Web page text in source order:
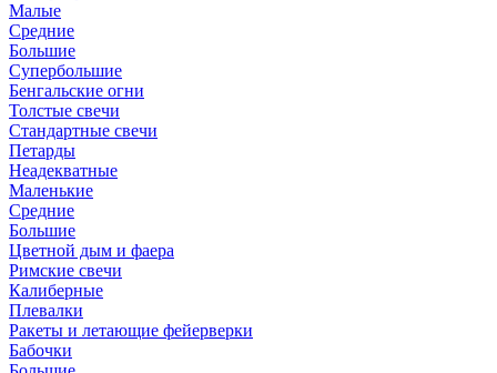
Малые
Средние
Большие
Супербольшие
Бенгальские огни
Толстые свечи
Стандартные свечи
Петарды
Неадекватные
Маленькие
Средние
Большие
Цветной дым и фаера
Римские свечи
Калиберные
Плевалки
Ракеты и летающие фейерверки
Бабочки